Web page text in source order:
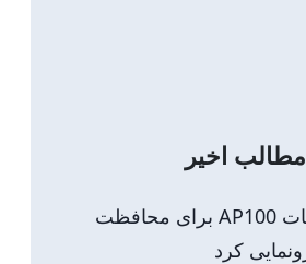
مطالب اخیر
DJI از چتر نجات AP100 برای محافظت